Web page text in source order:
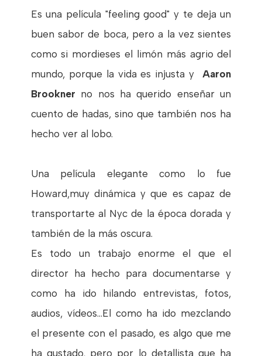
Es una película "feeling good" y te deja un
buen sabor de boca, pero a la vez sientes
como si mordieses el limón más agrio del
mundo, porque la vida es injusta y Aaron
Brookner no nos ha querido enseñar un
cuento de hadas, sino que también nos ha
hecho ver al lobo.
Una película elegante como lo fue
Howard,muy dinámica y que es capaz de
transportarte al Nyc de la época dorada y
también de la más oscura.
Es todo un trabajo enorme el que el
director ha hecho para documentarse y
como ha ido hilando entrevistas, fotos,
audios, vídeos...El como ha ido mezclando
el presente con el pasado, es algo que me
ha gustado, pero por lo detallista que ha